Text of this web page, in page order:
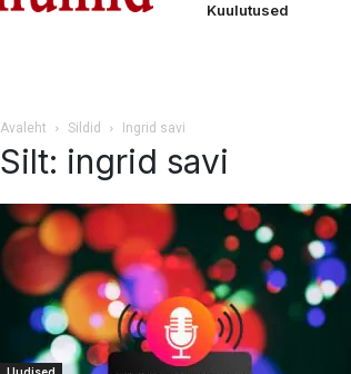
Kuulutused
Avaleht Sildid Ingrid savi
Silt: ingrid savi